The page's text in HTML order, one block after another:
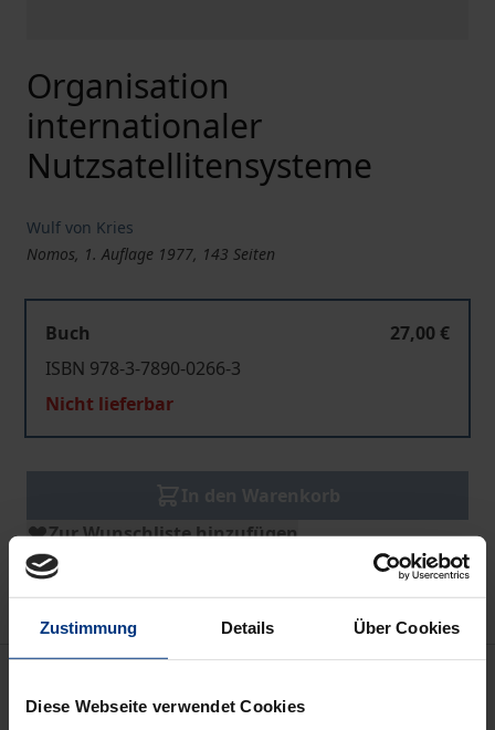
Zustimmung Details Über Cookies
Diese Webseite verwendet Cookies
Organisation
internationaler
Nutzsatellitensysteme
Wulf von Kries
Nomos, 1. Auflage 1977, 143 Seiten
Buch
27,00 €
ISBN 978-3-7890-0266-3
Nicht lieferbar
In den Warenkorb
Zur Wunschliste hinzufügen
Hinweise zu Versandkosten